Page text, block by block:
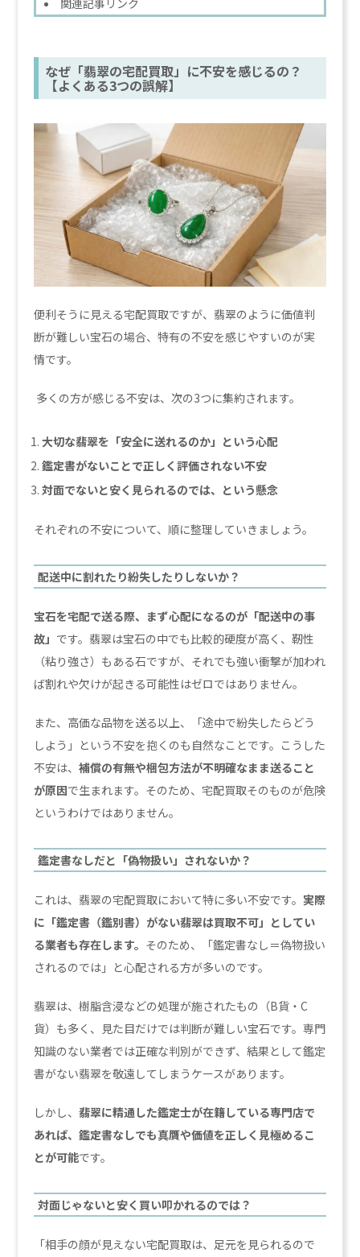
関連記事リンク
なぜ「翡翠の宅配買取」に不安を感じるの？
【よくある3つの誤解】
便利そうに見える宅配買取ですが、翡翠のように価値判
断が難しい宝石の場合、特有の不安を感じやすいのが実
情です。
多くの方が感じる不安は、次の3つに集約されます。
大切な翡翠を「安全に送れるのか」という心配
鑑定書がないことで正しく評価されない不安
対面でないと安く見られるのでは、という懸念
それぞれの不安について、順に整理していきましょう。
配送中に割れたり紛失したりしないか？
宝石を宅配で送る際、まず心配になるのが「配送中の事
故」 です。翡翠は宝石の中でも比較的硬度が高く、靭性
（粘り強さ）もある石ですが、それでも強い衝撃が加われ
ば割れや欠けが起きる可能性はゼロではありません。
また、高価な品物を送る以上、「途中で紛失したらどう
しよう」という不安を抱くのも自然なことです。こうした
不安は、補償の有無や梱包方法が不明確なまま送ること
が原因で生まれます。そのため、宅配買取そのものが危険
というわけではありません。
鑑定書なしだと「偽物扱い」されないか？
これは、翡翠の宅配買取において特に多い不安です。 実際
に「鑑定書（鑑別書）がない翡翠は買取不可」としてい
る業者も存在します。 そのため、「鑑定書なし＝偽物扱い
されるのでは」と心配される方が多いのです。
翡翠は、樹脂含浸などの処理が施されたもの（B貨・C
貨）も多く、見た目だけでは判断が難しい宝石です。専門
知識のない業者では正確な判別ができず、結果として鑑定
書がない翡翠を敬遠してしまうケースがあります。
しかし、翡翠に精通した鑑定士が在籍している専門店で
あれば、鑑定書なしでも真贋や価値を正しく見極めるこ
とが可能です。
対面じゃないと安く買い叩かれるのでは？
「相手の顔が見えない宅配買取は、足元を見られるので